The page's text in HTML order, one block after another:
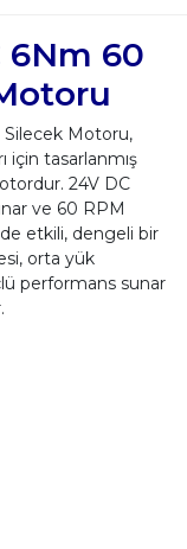
6Nm 60
Silecek Motoru,
için tasarlanmış
24V DC
ve 60 RPM
etkili, dengeli bir
orta yük
performans sunar